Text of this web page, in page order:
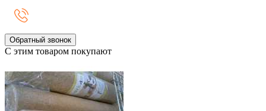
Обратный звонок
С этим товаром покупают